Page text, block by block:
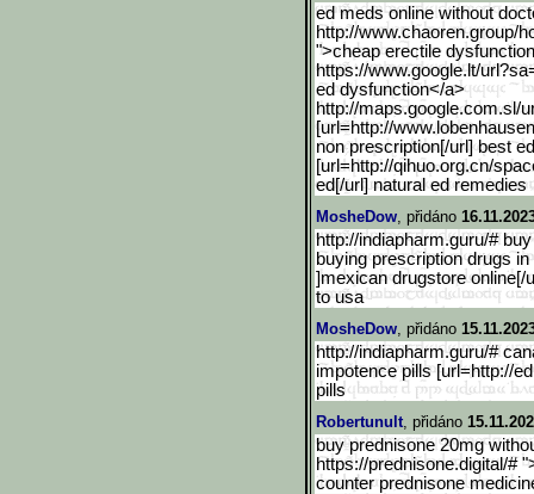
ed meds online without
http://www.chaoren.group/
">cheap erectile
https://www.google.lt/
ed dysfunction</a>
http://maps.google.com.sl /
[url=http://www.lobenhaus
non prescription[/url] best
[url=http://qihuo.org.cn/
ed[/url] natural ed remedies
MosheDow, přidáno
http://indiapharm.guru/#
buying prescription drugs
]mexican drugstore
to usa
MosheDow, přidáno
http://indiapharm.guru/#
impotence pills [url=http://
pills
Robertunult, přidáno
buy prednisone 20mg
https://prednisone.digital/#
counter prednisone